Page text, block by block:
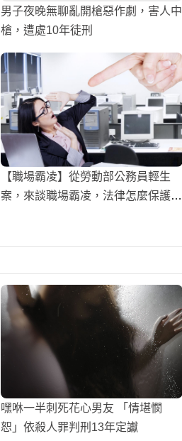
男子夜晚無聊亂開槍惡作劇，害人中
槍，遭處10年徒刑
【職場霸凌】從勞動部公務員輕生
案，來談職場霸凌，法律怎麼保護
嘿咻一半刺死花心男友 「情堪憫
恕」依殺人罪判刑13年定讞